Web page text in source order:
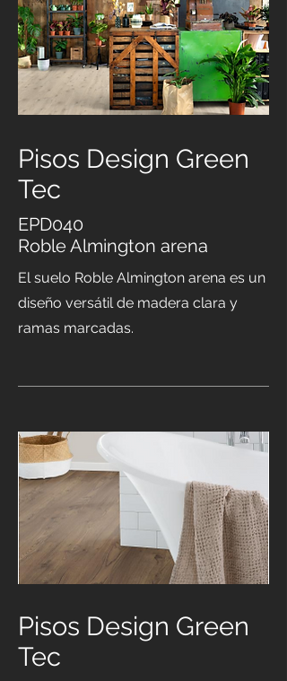
Pisos Design Green
Tec
EPD040
Roble Almington arena
El suelo Roble Almington arena es un
diseño versátil de madera clara y
ramas marcadas.
Pisos Design Green
Tec